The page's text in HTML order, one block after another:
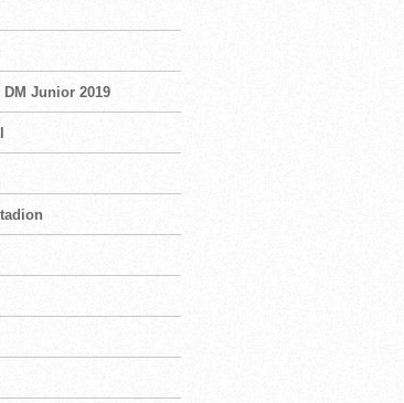
Junior 2019